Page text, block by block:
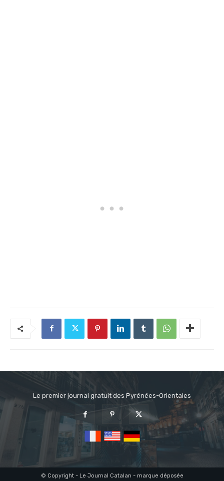
Le premier journal gratuit des Pyrénées-Orientales
© Copyright - Le Journal Catalan - marque déposée